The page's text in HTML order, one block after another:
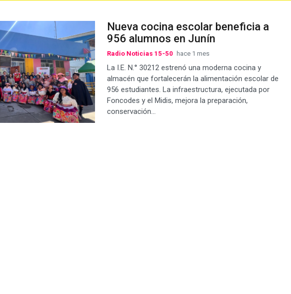
Nueva cocina escolar beneficia a
956 alumnos en Junín
Radio Noticias 15-50 hace 1 mes
La I.E. N.° 30212 estrenó una moderna cocina y
almacén que fortalecerán la alimentación escolar de
956 estudiantes. La infraestructura, ejecutada por
Foncodes y el Midis, mejora la preparación,
conservación...